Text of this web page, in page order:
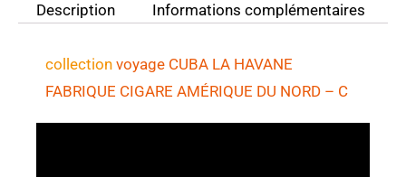
Description Informations complémentaires
collection voyage CUBA LA HAVANE
FABRIQUE CIGARE AMÉRIQUE DU NORD – C